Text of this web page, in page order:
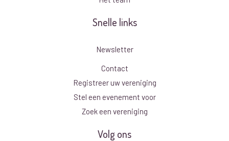
Snelle links
Newsletter
Contact
Registreer uw vereniging
Stel een evenement voor
Zoek een vereniging
Volg ons